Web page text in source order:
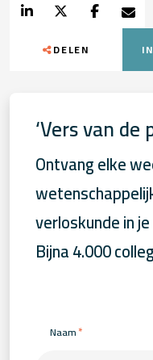
DELEN
‘Vers van de
Ontvang elke
verloskunde in
Bijna 4.000
Naam*